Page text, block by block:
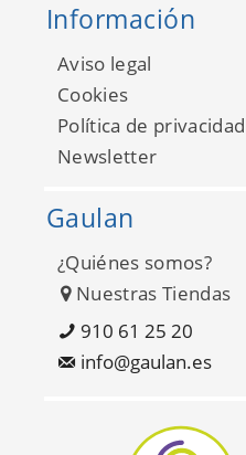
Información
Aviso legal
Cookies
Política de privacidad
Newsletter
Gaulan
¿Quiénes somos?
Nuestras Tiendas
910 61 25 20
info@gaulan.es